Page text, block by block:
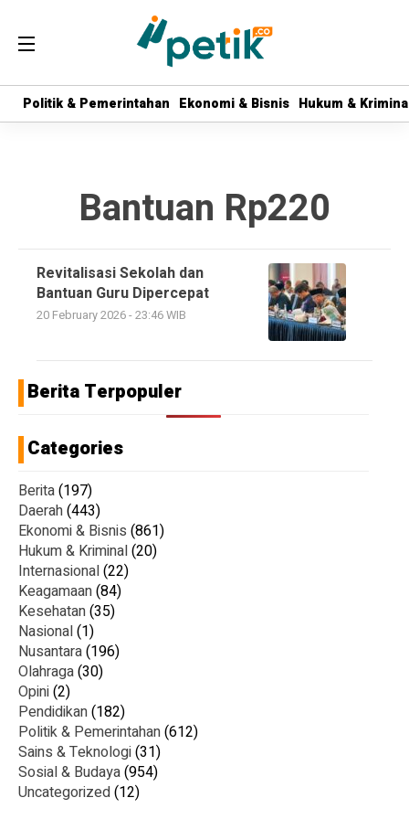
Politik & Pemerintahan Ekonomi & Bisnis Hukum &
Politik & Pemerintahan Ekonomi & Bisnis Hukum &
Bantuan Rp220
Revitalisasi Sekolah dan
Bantuan Guru Dipercepat
20 February 2026 - 23:46 WIB
Berita Terpopuler
Categories
Berita(197)
Daerah(443)
Ekonomi & Bisnis (861)
Hukum & Kriminal(20)
Internasional(22)
Keagamaan(84)
Kesehatan(35)
Nasional(1)
Nusantara(196)
Olahraga(30)
Opini(2)
Pendidikan(182)
Politik & Pemerintahan(612)
Sains & Teknologi(31)
Sosial & Budaya(954)
Uncategorized(12)